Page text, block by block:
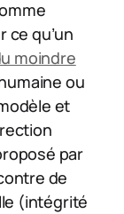
qu’un
moindre
ou
et
par
de
(intégrité